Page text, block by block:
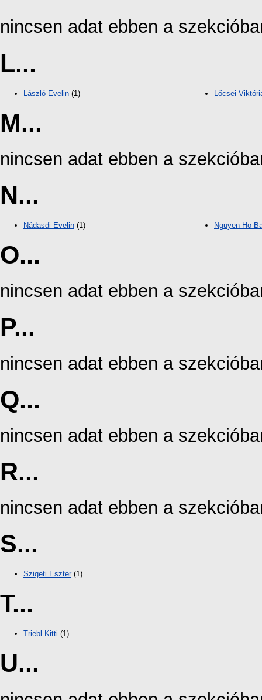
nincsen adat ebben a
L...
László Evelin (1) Lőcsei
M...
nincsen adat ebben a
N...
Nádasdi Evelin (1) Nguyen-Ho
O...
nincsen adat ebben a
P...
nincsen adat ebben a
Q...
nincsen adat ebben a
R...
nincsen adat ebben a
S...
Szigeti Eszter(1)
T...
Triebl Kitti (1)
U...